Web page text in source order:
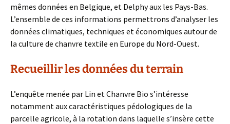
mêmes données en Belgique, et Delphy aux les Pays-Bas.
L’ensemble de ces informations permettrons d’analyser les
données climatiques, techniques et économiques autour de
la culture de chanvre textile en Europe du Nord-Ouest.
Recueillir les données du terrain
L’enquête menée par Lin et Chanvre Bio s’intéresse
notamment aux caractéristiques pédologiques de la
parcelle agricole, à la rotation dans laquelle s’insère cette